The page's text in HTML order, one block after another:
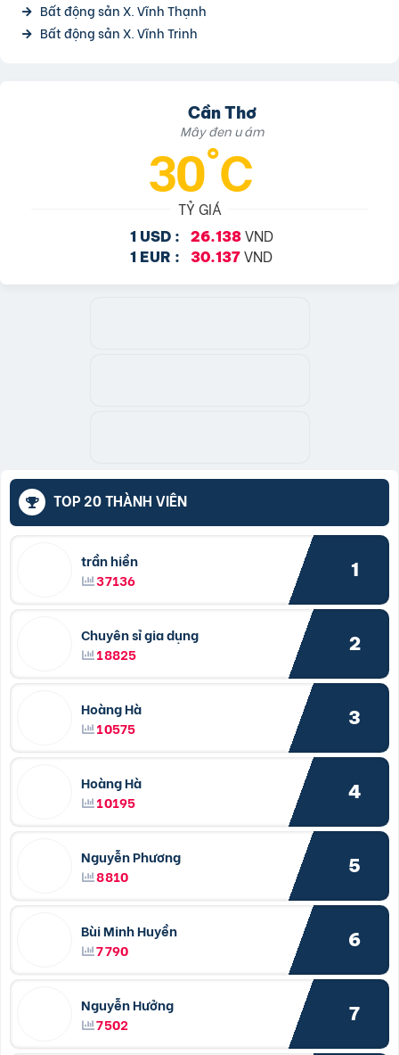
Bất động sản X. Vĩnh Thạnh
Bất động sản X. Vĩnh Trinh
Cần Thơ
Mây đen u ám
30°C
TỶ GIÁ
1 USD : 26.138VND
1 EUR : 30.137 VND
TOP 20 THÀNH VIÊN
trần hiền
37136
1
Chuyên sỉ gia dụng
18825
2
Hoàng Hà
10575
3
Hoàng Hà
10195
4
Nguyễn Phương
8810
5
Bùi Minh Huyền
7790
6
Nguyễn Hưởng
7502
7